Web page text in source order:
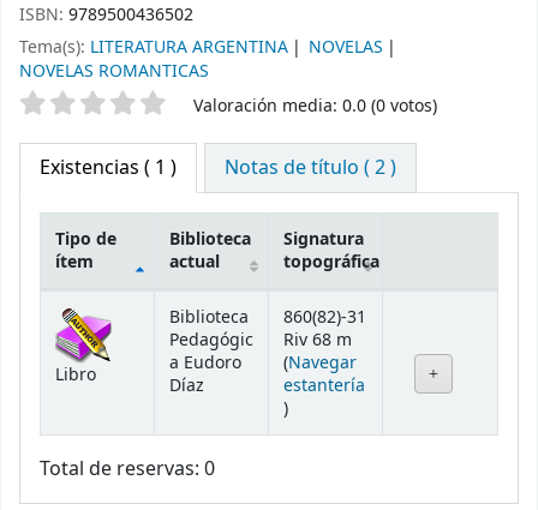
ISBN: 9789500436502
Tema(s): LITERATURA ARGENTINA
NOVELAS
NOVELAS ROMANTICAS
Valoración Valoración media: 0.0 (0 votos)
Existencias ( 1 ) Notas de título ( 2 )
Existencias
Tipo de
ítem
Biblioteca
actual
Signatura
topográfica
Libro
Biblioteca
Pedagógic
a Eudoro
Díaz
860(82)-31
Riv 68 m
(Navegar
estantería
(Abre debajo)
)
Total de reservas: 0